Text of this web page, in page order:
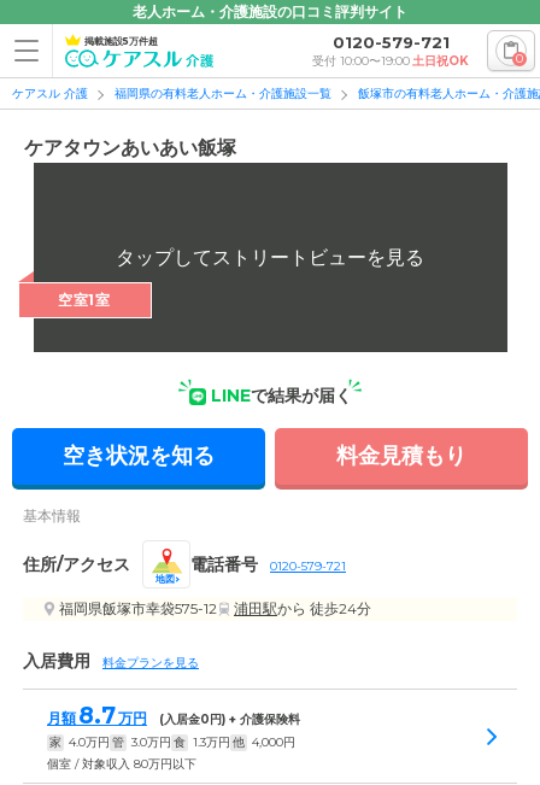
老人ホーム・介護施設の口コミ評判サイト
掲載施設5万件超 0120-579-721
受付 10:00〜19:00土日祝OK 0
ケアスル 介護 福岡県の有料老人ホーム・介護施設一覧 飯塚市の有料老人ホーム・介護
ケアタウンあいあい飯塚
空室1室
LINEで結果が届く
空き状況を知る 料金見積もり
基本情報
住所/アクセス
地図
電話番号 0120-579-721
福岡県飯塚市幸袋575-12 浦田駅から 徒歩24分
入居費用 料金プランを見る
月額 8.7万円 (入居金0円) + 介護保険料
家 4.0万円 管 3.0万円 食 1.3万円 他 4,000円
個室 / 対象収入 80万円以下